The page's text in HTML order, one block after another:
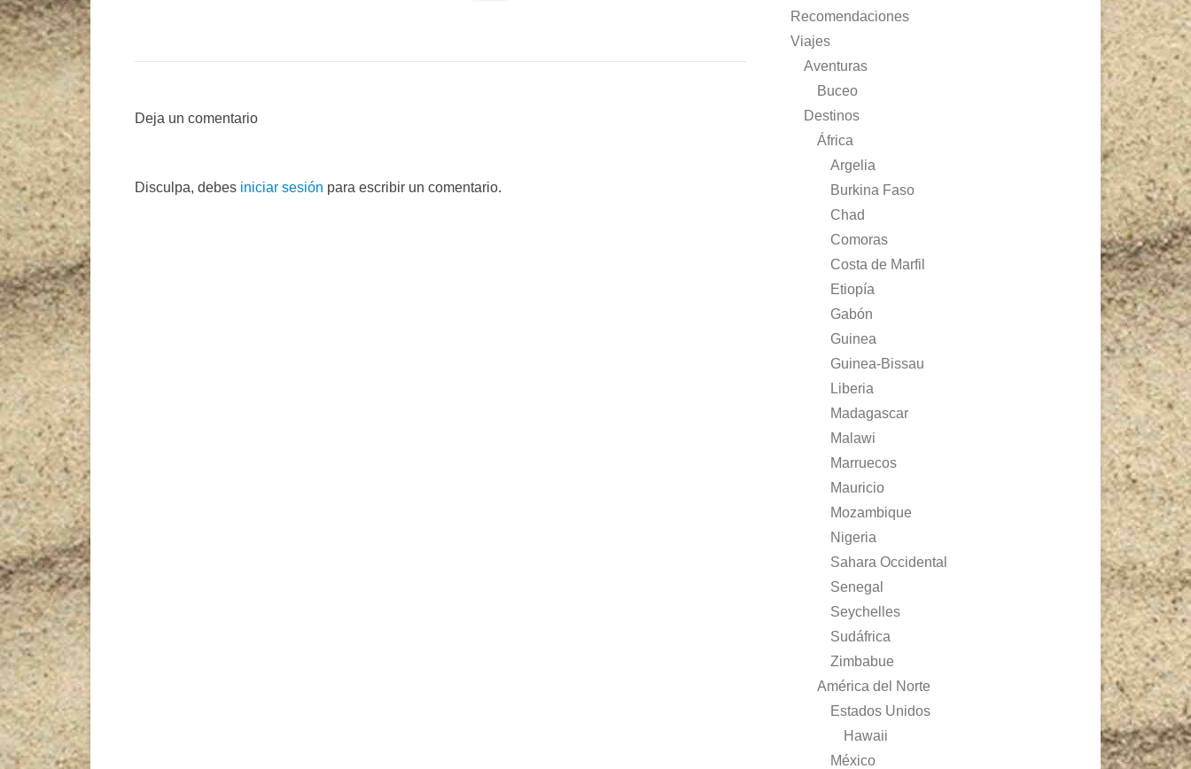
Deja un comentario
Disculpa, debes iniciar sesión para escribir un comentario.
Recomendaciones
Viajes
Aventuras
Buceo
Destinos
África
Argelia
Burkina Faso
Chad
Comoras
Costa de Marfil
Etiopía
Gabón
Guinea
Guinea-Bissau
Liberia
Madagascar
Malawi
Marruecos
Mauricio
Mozambique
Nigeria
Sahara Occidental
Senegal
Seychelles
Sudáfrica
Zimbabue
América del Norte
Estados Unidos
Hawaii
México